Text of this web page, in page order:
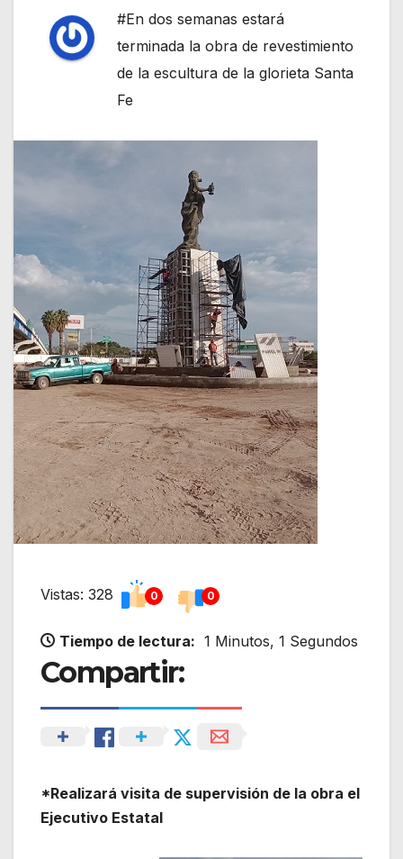
#En dos semanas estará
terminada la obra de revestimiento
de la escultura de la glorieta Santa
Fe
Vistas: 328 0 0
Tiempo de lectura: 1 Minutos, 1 Segundos
Compartir:
*Realizará visita de supervisión de la obra el
Ejecutivo Estatal